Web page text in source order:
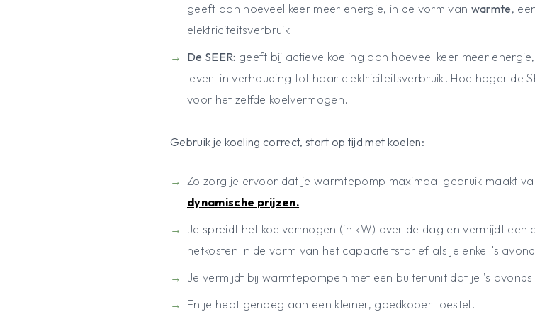
geeft aan hoeveel keer meer energie, in de vorm van warmte,
elektriciteitsverbruik
De SEER: geeft bij actieve koeling aan hoeveel keer meer
levert in verhouding tot haar elektriciteitsverbruik. Hoe hoger de
voor het zelfde koelvermogen.
Gebruik je koeling correct, start op tijd met koelen:
Zo zorg je ervoor dat je warmtepomp maximaal gebruik maakt
dynamische prijzen.
Je spreidt het koelvermogen (in kW) over de dag en vermijdt
netkosten in de vorm van het capaciteitstarief als je enkel 's
Je vermijdt bij warmtepompen met een buitenunit dat je ’s
En je hebt genoeg aan een kleiner, goedkoper toestel.